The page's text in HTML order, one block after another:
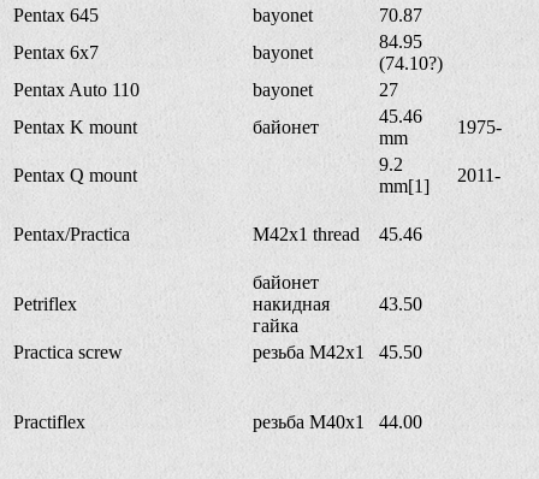
Pentax 645 bayonet
70.87
Pentax 6x7
bayonet
84.95
(74.10?)
Pentax Auto 110
bayonet
27
Pentax K mount
байонет
45.46
mm
1975-
Pentax Q mount
9.2
mm[1]
2011-
Pentax/Practica M42x1 thread 45.46
Petriflex
байонет
накидная
гайка
43.50
Practica screw резьба M42x1 45.50
Practiflex резьба M40x1 44.00